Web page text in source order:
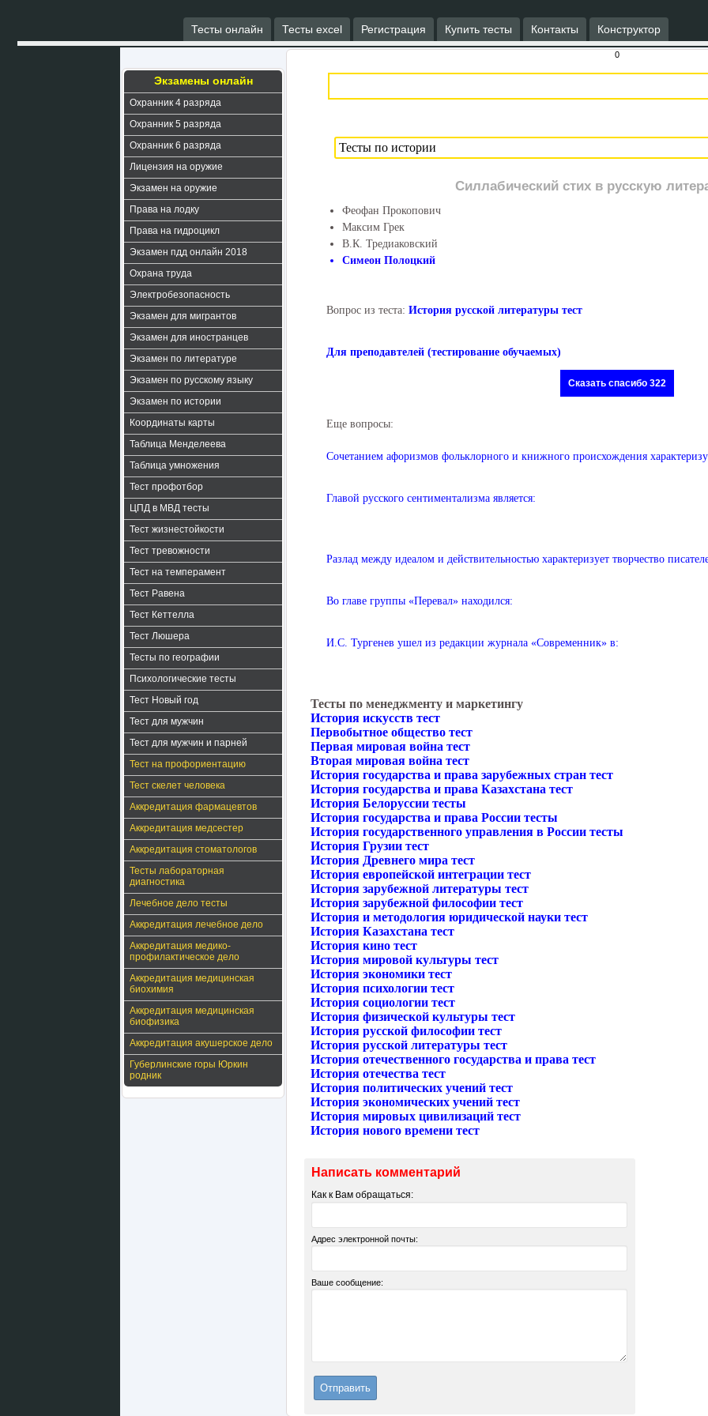
Тесты онлайн Тесты excel Регистрация Купить тесты Контакты Конструктор
Экзамены онлайн
Охранник 4 разряда
Охранник 5 разряда
Охранник 6 разряда
Лицензия на оружие
Экзамен на оружие
Права на лодку
Права на гидроцикл
Экзамен пдд онлайн 2018
Охрана труда
Электробезопасность
Экзамен для мигрантов
Экзамен для иностранцев
Экзамен по литературе
Экзамен по русскому языку
Экзамен по истории
Координаты карты
Таблица Менделеева
Таблица умножения
Тест профотбор
ЦПД в МВД тесты
Тест жизнестойкости
Тест тревожности
Тест на темперамент
Тест Равена
Тест Кеттелла
Тест Люшера
Тесты по географии
Психологические тесты
Тест Новый год
Тест для мужчин
Тест для мужчин и парней
Тест на профориентацию
Тест скелет человека
Аккредитация фармацевтов
Аккредитация медсестер
Аккредитация стоматологов
Тесты лабораторная
диагностика
Лечебное дело тесты
Аккредитация лечебное дело
Аккредитация медико-
профилактическое дело
Аккредитация медицинская
биохимия
Аккредитация медицинская
биофизика
Аккредитация акушерское дело
Губерлинские горы Юркин
родник
0
Силлабический стих в русскую
Феофан Прокопович
Максим Грек
В.К. Тредиаковский
Симеон Полоцкий
Вопрос из теста: История русской литературы тест
Для преподавтелей (тестирование обучаемых)
Сказать спасибо 322
Еще вопросы:
Сочетанием афоризмов фольклорного и книжного происхождения
Главой русского сентиментализма является:
Разлад между идеалом и действительностью характеризует творчество
Во главе группы «Перевал» находился:
И.С. Тургенев ушел из редакции журнала «Современник» в:
Тесты по менеджменту и маркетингу
История искусств тест
Первобытное общество тест
Первая мировая война тест
Вторая мировая война тест
История государства и права зарубежных стран тест
История государства и права Казахстана тест
История Белоруссии тесты
История государства и права России тесты
История государственного управления в России тесты
История Грузии тест
История Древнего мира тест
История европейской интеграции тест
История зарубежной литературы тест
История зарубежной философии тест
История и методология юридической науки тест
История Казахстана тест
История кино тест
История мировой культуры тест
История экономики тест
История психологии тест
История социологии тест
История физической культуры тест
История русской философии тест
История русской литературы тест
История отечественного государства и права тест
История отечества тест
История политических учений тест
История экономических учений тест
История мировых цивилизаций тест
История нового времени тест
Написать комментарий
Как к Вам обращаться:
Адрес электронной почты:
Ваше сообщение: